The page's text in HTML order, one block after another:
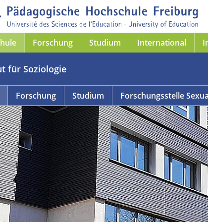
Forschung Studium International
für Soziologie
Forschung Studium Forschungsstelle